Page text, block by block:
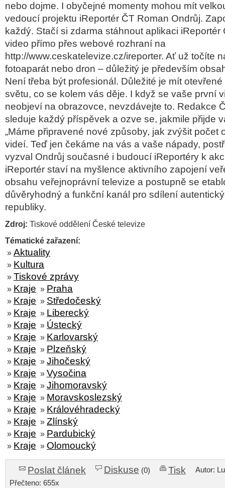
nebo dojme. I obyčejné momenty mohou mít
vedoucí projektu iReportér ČT Roman Ondrůj.
každý. Stačí si zdarma stáhnout aplikaci iReportér
video přímo přes webové rozhraní na
http://www.ceskatelevize.cz/ireporter. Ať už točíte
fotoaparát nebo dron – důležitý je především
Není třeba být profesionál. Důležité je mít
světu, co se kolem vás děje. I když se vaše první
neobjeví na obrazovce, nevzdávejte to. Redakce
sleduje každý příspěvek a ozve se, jakmile přijde
„Máme připravené nové způsoby, jak zvýšit počet
videí. Teď jen čekáme na vás a vaše nápady,
vyzval Ondrůj současné i budoucí iReportéry k
iReportér staví na myšlence aktivního zapojení
obsahu veřejnoprávní televize a postupně se
důvěryhodný a funkční kanál pro sdílení
republiky.
Zdroj: Tiskové oddělení České televize
Tématické zařazení:
» Aktuality
» Kultura
» Tiskové zprávy
» Kraje » Praha
» Kraje » Středočeský
» Kraje » Liberecký
» Kraje » Ústecký
» Kraje » Karlovarský
» Kraje » Plzeňský
» Kraje » Jihočeský
» Kraje » Vysočina
» Kraje » Jihomoravský
» Kraje » Moravskoslezský
» Kraje » Královéhradecký
» Kraje » Zlínský
» Kraje » Pardubický
» Kraje » Olomoucký
Poslat článek Diskuse (0) Tisk
Autor:
Přečteno: 655x